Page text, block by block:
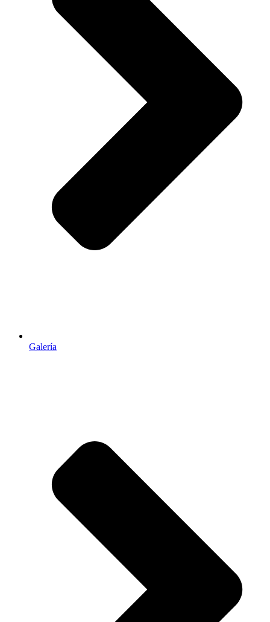
Galería